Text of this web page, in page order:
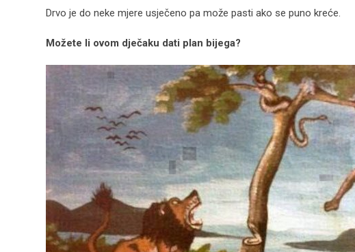
Drvo je do neke mjere usječeno pa može pasti ako se puno kreće.
Možete li ovom dječaku dati plan bijega?